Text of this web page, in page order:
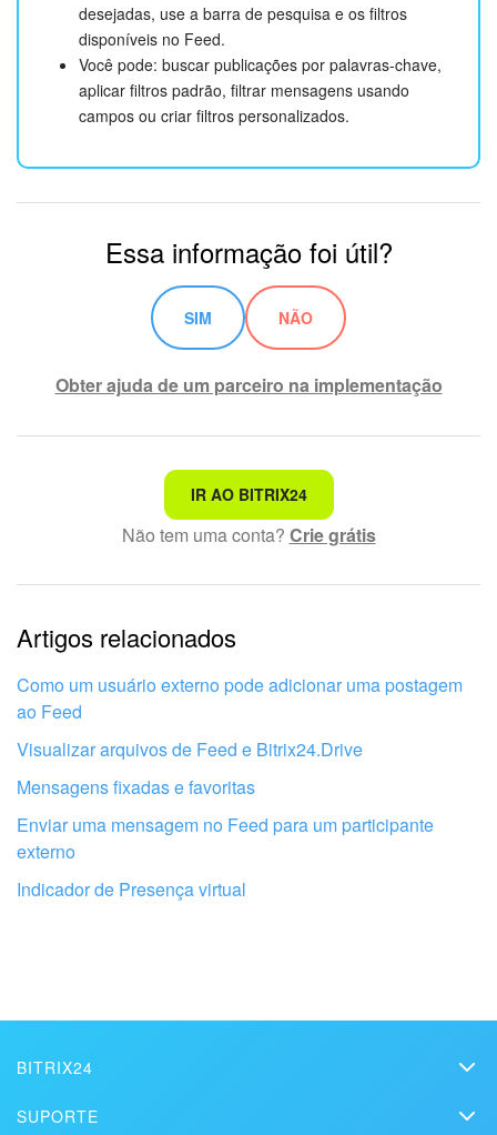
desejadas, use a barra de pesquisa e os filtros
disponíveis no Feed.
Você pode: buscar publicações por palavras-chave,
aplicar filtros padrão, filtrar mensagens usando
campos ou criar filtros personalizados.
Essa informação foi útil?
SIM NÃO
Obter ajuda de um parceiro na implementação
Não é o que estou procurando
Texto complexo e incompreensível
Informações estão desatualizadas
Explicação muito breve, preciso de mais informações
Não gosto de como esta ferramenta funciona
IR AO BITRIX24
Não tem uma conta? Crie grátis
Artigos relacionados
Como um usuário externo pode adicionar uma postagem
ao Feed
Visualizar arquivos de Feed e Bitrix24.Drive
Mensagens fixadas e favoritas
Enviar uma mensagem no Feed para um participante
externo
Indicador de Presença virtual
BITRIX24
SUPORTE